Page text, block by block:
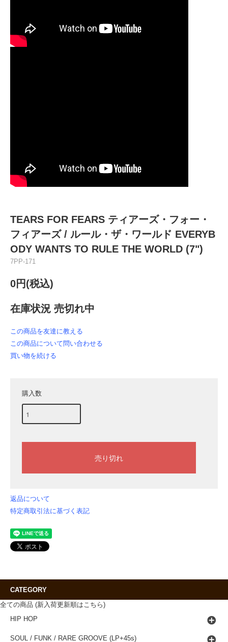
TEARS FOR FEARS ティアーズ・フォー・
フィアーズ / ルール・ザ・ワールド EVERYB
ODY WANTS TO RULE THE WORLD (7")
7PP-171
0円(税込)
在庫状況 売切れ中
この商品を友達に教える
この商品について問い合わせる
買い物を続ける
購入数
返品について
特定商取引法に基づく表記
CATEGORY
全ての商品 (新入荷更新順はこちら)
HIP HOP
SOUL / FUNK / RARE GROOVE (LP+45s)